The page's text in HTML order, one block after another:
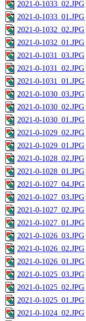
2021-0-1033_02.JPG
2021-0-1033_01.JPG
2021-0-1032_02.JPG
2021-0-1032_01.JPG
2021-0-1031_03.JPG
2021-0-1031_02.JPG
2021-0-1031_01.JPG
2021-0-1030_03.JPG
2021-0-1030_02.JPG
2021-0-1030_01.JPG
2021-0-1029_02.JPG
2021-0-1029_01.JPG
2021-0-1028_02.JPG
2021-0-1028_01.JPG
2021-0-1027_04.JPG
2021-0-1027_03.JPG
2021-0-1027_02.JPG
2021-0-1027_01.JPG
2021-0-1026_03.JPG
2021-0-1026_02.JPG
2021-0-1026_01.JPG
2021-0-1025_03.JPG
2021-0-1025_02.JPG
2021-0-1025_01.JPG
2021-0-1024_02.JPG